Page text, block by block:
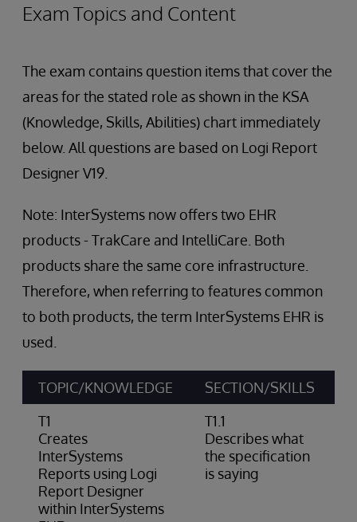
Exam Topics and Content
The exam contains question items that cover the
areas for the stated role as shown in the KSA
(Knowledge, Skills, Abilities) chart immediately
below. All questions are based on Logi Report
Designer V19.
Note: InterSystems now offers two EHR
products - TrakCare and IntelliCare. Both
products share the same core infrastructure.
Therefore, when referring to features common
to both products, the term InterSystems EHR is
used.
TOPIC/KNOWLEDGE SECTION/SKILLS
T1
Creates
InterSystems
Reports using Logi
Report Designer
within InterSystems
T1.1
Describes what
the specification
is saying